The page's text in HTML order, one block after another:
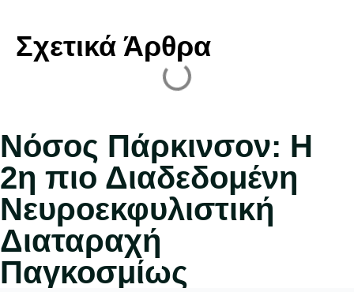
Σχετικά Άρθρα
Νόσος Πάρκινσον: Η
2η πιο Διαδεδομένη
Νευροεκφυλιστική
Διαταραχή
Παγκοσμίως